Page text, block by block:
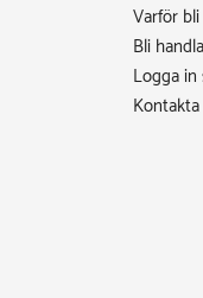
Varför
Bli
Logga in